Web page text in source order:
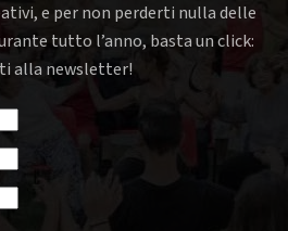
e per non perderti nulla delle
tutto l’anno, basta un click:
alla newsletter!